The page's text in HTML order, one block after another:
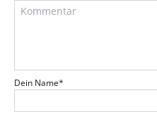
Dein Name*